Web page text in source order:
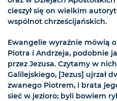
cieszył się on wielkim
wspólnot chrześcijańskich.
Ewangelie wyraźnie mówią
Piotra i Andrzeja, podobnie
przez Jezusa. Czytamy w
Galilejskiego, [Jezus] ujrzał
zwanego Piotrem, i brata
sieć w jezioro; byli bowiem